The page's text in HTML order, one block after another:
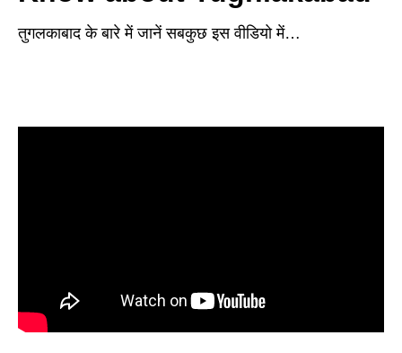
तुगलकाबाद के बारे में जानें सबकुछ इस वीडियो में…